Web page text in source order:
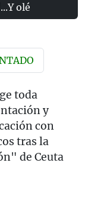
olé
toda
y
con
tras la
de Ceuta